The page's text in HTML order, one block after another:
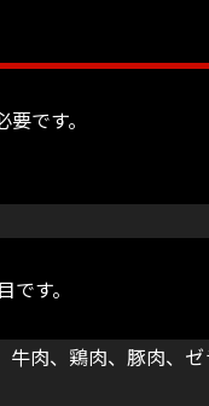
です。
す。
牛肉、鶏肉、豚肉、